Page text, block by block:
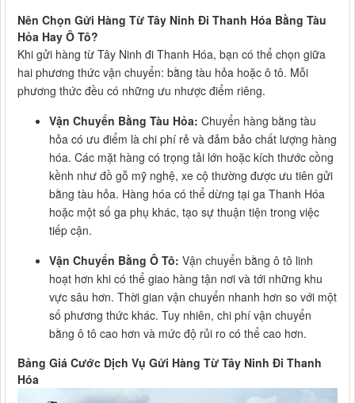
Nên Chọn Gửi Hàng Từ Tây Ninh Đi Thanh Hóa Bằng Tàu
Hỏa Hay Ô Tô?
Khi gửi hàng từ Tây Ninh đi Thanh Hóa, bạn có thể chọn giữa
hai phương thức vận chuyển: bằng tàu hỏa hoặc ô tô. Mỗi
phương thức đều có những ưu nhược điểm riêng.
Vận Chuyển Bằng Tàu Hỏa: Chuyển hàng bằng tàu
hỏa có ưu điểm là chi phí rẻ và đảm bảo chất lượng hàng
hóa. Các mặt hàng có trọng tải lớn hoặc kích thước cồng
kềnh như đồ gỗ mỹ nghệ, xe cộ thường được ưu tiên gửi
bằng tàu hỏa. Hàng hóa có thể dừng tại ga Thanh Hóa
hoặc một số ga phụ khác, tạo sự thuận tiện trong việc
tiếp cận.
Vận Chuyển Bằng Ô Tô: Vận chuyển bằng ô tô linh
hoạt hơn khi có thể giao hàng tận nơi và tới những khu
vực sâu hơn. Thời gian vận chuyển nhanh hơn so với một
số phương thức khác. Tuy nhiên, chi phí vận chuyển
bằng ô tô cao hơn và mức độ rủi ro có thể cao hơn.
Bảng Giá Cước Dịch Vụ Gửi Hàng Từ Tây Ninh Đi Thanh
Hóa